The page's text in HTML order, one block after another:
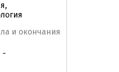
и окончания
-